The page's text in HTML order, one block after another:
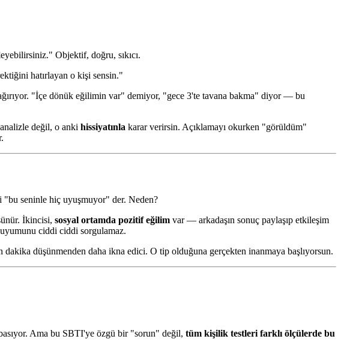
Objektif, doğru, sıkıcı.
hatırlayan o kişi sensin."
"İçe dönük eğilimin var" demiyor, "gece 3'te tavana bakma" diyor — bu
değil, o anki hissiyatınla karar verirsin. Açıklamayı okurken "görüldüm"
seninle hiç uyuşmuyor" der. Neden?
İkincisi, sosyal ortamda pozitif eğilim var — arkadaşın sonuç paylaşıp etkileşim
ciddi ciddi sorgulamaz.
dakika düşünmenden daha ikna edici. O tip olduğuna gerçekten inanmaya başlıyorsun.
Ama bu SBTI'ye özgü bir "sorun" değil, tüm kişilik testleri farklı ölçülerde bu